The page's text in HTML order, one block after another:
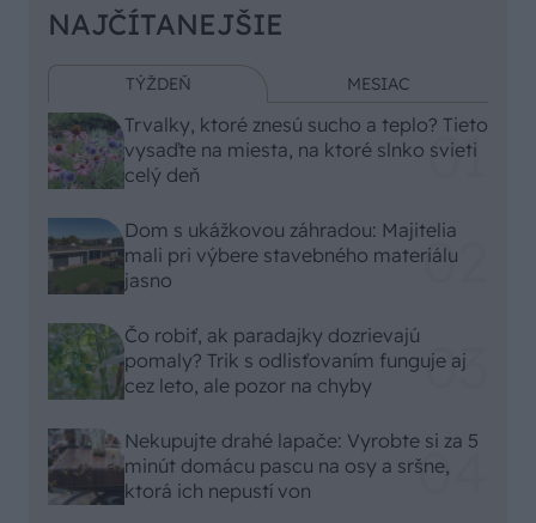
NAJČÍTANEJŠIE
TÝŽDEŇ MESIAC
Trvalky, ktoré znesú sucho a teplo? Tieto
vysaďte na miesta, na ktoré slnko svieti
celý deň
Dom s ukážkovou záhradou: Majitelia
mali pri výbere stavebného materiálu
jasno
Čo robiť, ak paradajky dozrievajú
pomaly? Trik s odlisťovaním funguje aj
cez leto, ale pozor na chyby
Nekupujte drahé lapače: Vyrobte si za 5
minút domácu pascu na osy a sršne,
ktorá ich nepustí von